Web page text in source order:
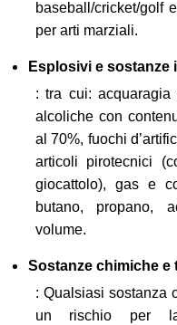
baseball/cricket/golf
per arti marziali.
Esplosivi e sostanze
: tra cui:
alcoliche con
al 70%, fuochi
articoli pirotecnici
giocattolo), gas e
butano, propano,
volume.
Sostanze chimiche e
: Qualsiasi sostanza
un rischio per